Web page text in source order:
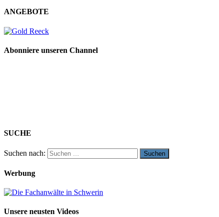
ANGEBOTE
Abonniere unseren Channel
SUCHE
Suchen nach:
Werbung
Unsere neusten Videos